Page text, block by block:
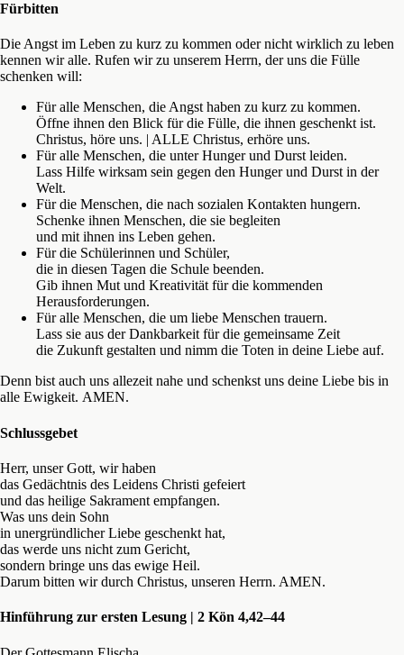
Fürbitten
Die Angst im Leben zu kurz zu kommen oder nicht wirklich zu leben
kennen wir alle. Rufen wir zu unserem Herrn, der uns die Fülle
schenken will:
Für alle Menschen, die Angst haben zu kurz zu kommen.
Öffne ihnen den Blick für die Fülle, die ihnen geschenkt ist.
Christus, höre uns. | ALLE Christus, erhöre uns.
Für alle Menschen, die unter Hunger und Durst leiden.
Lass Hilfe wirksam sein gegen den Hunger und Durst in der
Welt.
Für die Menschen, die nach sozialen Kontakten hungern.
Schenke ihnen Menschen, die sie begleiten
und mit ihnen ins Leben gehen.
Für die Schülerinnen und Schüler,
die in diesen Tagen die Schule beenden.
Gib ihnen Mut und Kreativität für die kommenden
Herausforderungen.
Für alle Menschen, die um liebe Menschen trauern.
Lass sie aus der Dankbarkeit für die gemeinsame Zeit
die Zukunft gestalten und nimm die Toten in deine Liebe auf.
Denn bist auch uns allezeit nahe und schenkst uns deine Liebe bis in
alle Ewigkeit. AMEN.
Schlussgebet
Herr, unser Gott, wir haben
das Gedächtnis des Leidens Christi gefeiert
und das heilige Sakrament empfangen.
Was uns dein Sohn
in unergründlicher Liebe geschenkt hat,
das werde uns nicht zum Gericht,
sondern bringe uns das ewige Heil.
Darum bitten wir durch Christus, unseren Herrn. AMEN.
Hinführung zur ersten Lesung | 2 Kön 4,42–44